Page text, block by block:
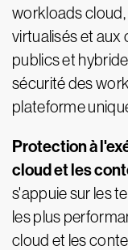
workloads
virtualisés et aux
publics et
sécurité des
plateforme
Protection à
cloud et les
s'appuie sur les
les plus
cloud et les